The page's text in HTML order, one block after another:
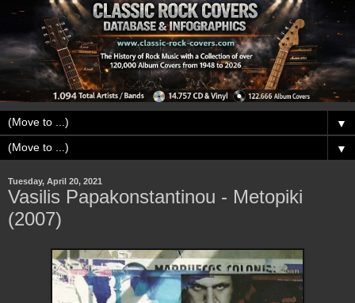
▼
▼
Tuesday, April 20, 2021
Vasilis Papakonstantinou - Metopiki
(2007)